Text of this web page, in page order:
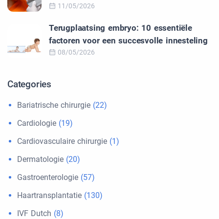
11/05/2026
Terugplaatsing embryo: 10 essentiële
factoren voor een succesvolle innesteling
08/05/2026
Categories
Bariatrische chirurgie (22)
Cardiologie (19)
Cardiovasculaire chirurgie (1)
Dermatologie (20)
Gastroenterologie (57)
Haartransplantatie (130)
IVF Dutch (8)